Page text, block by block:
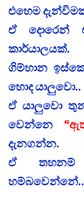
එහෙම
ඒ දොරෙන්
කාර්යාලයක්.
ගිම්හාන
හොද යාලුවො..
ඒ යාලුවො
වෙන්නෙ
දැනගන්න.
ඒ තහනම්